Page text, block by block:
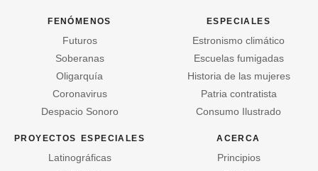
fenómenos
Futuros
Soberanas
Oligarquía
Coronavirus
Despacio Sonoro
especiales
Estronismo climático
Escuelas fumigadas
Historia de las mujeres
Patria contratista
Consumo Ilustrado
proyectos especiales
Latinográficas
acerca
Principios